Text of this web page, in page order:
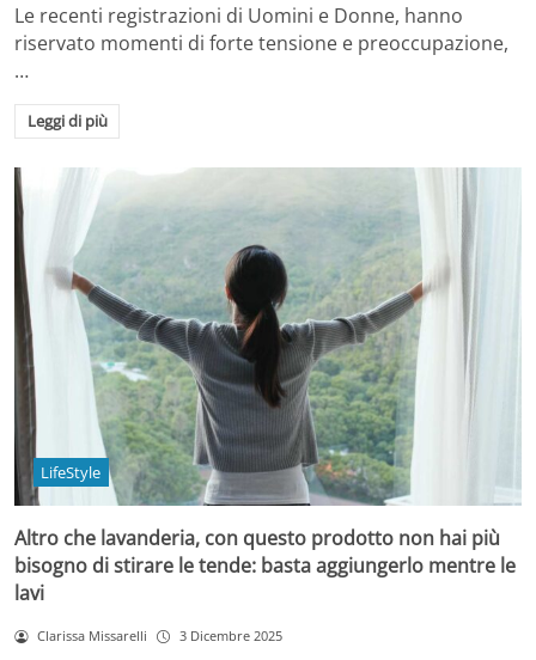
Le recenti registrazioni di Uomini e Donne, hanno
riservato momenti di forte tensione e preoccupazione,
…
Leggi di più
LifeStyle
Altro che lavanderia, con questo prodotto non hai più
bisogno di stirare le tende: basta aggiungerlo mentre le
lavi
Clarissa Missarelli 3 Dicembre 2025